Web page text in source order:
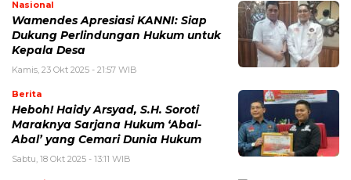
Nasional
Wamendes Apresiasi KANNI: Siap
Dukung Perlindungan Hukum untuk
Kepala Desa
Kamis, 23 Okt 2025 - 21:57 WIB
Berita
Heboh! Haidy Arsyad, S.H. Soroti
Maraknya Sarjana Hukum ‘Abal-
Abal’ yang Cemari Dunia Hukum
Sabtu, 18 Okt 2025 - 13:11 WIB